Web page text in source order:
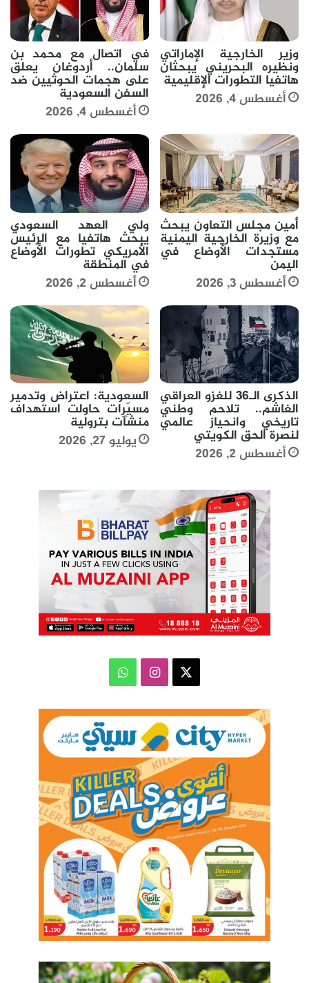
وزير الخارجية الإماراتي
ونظيره البحريني يبحثان
هاتفيا التطورات الإقليمية
أغسطس 4, 2026
في اتصال مع محمد بن
سلمان.. أردوغان يعلق
على هجمات الحوثيين ضد
السفن السعودية
أغسطس 4, 2026
أمين مجلس التعاون يبحث
مع وزيرة الخارجية اليمنية
مستجدات الأوضاع في
اليمن
أغسطس 3, 2026
ولي العهد السعودي
يبحث هاتفيا مع الرئيس
الأمريكي تطورات الأوضاع
في المنطقة
أغسطس 2, 2026
الذكرى الـ36 للغزو العراقي
الغاشم.. تلاحم وطني
تاريخي وانحياز عالمي
لنصرة الحق الكويتي
أغسطس 2, 2026
السعودية: اعتراض وتدمير
مسيّرات حاولت استهداف
منشآت بترولية
يوليو 27, 2026
انستقرامواتساب